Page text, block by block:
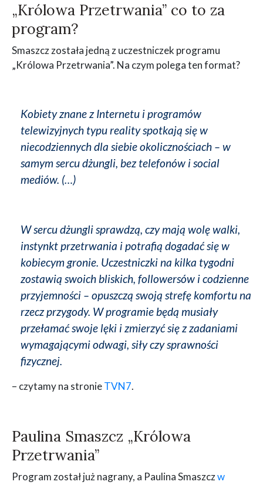
„Królowa Przetrwania” co to za
program?
Smaszcz została jedną z uczestniczek programu
„Królowa Przetrwania”. Na czym polega ten format?
Kobiety znane z Internetu i programów
telewizyjnych typu reality spotkają się w
niecodziennych dla siebie okolicznościach – w
samym sercu dżungli, bez telefonów i social
mediów. (…)
W sercu dżungli sprawdzą, czy mają wolę walki,
instynkt przetrwania i potrafią dogadać się w
kobiecym gronie. Uczestniczki na kilka tygodni
zostawią swoich bliskich, followersów i codzienne
przyjemności – opuszczą swoją strefę komfortu na
rzecz przygody. W programie będą musiały
przełamać swoje lęki i zmierzyć się z zadaniami
wymagającymi odwagi, siły czy sprawności
fizycznej.
– czytamy na stronieTVN7.
Paulina Smaszcz „Królowa
Przetrwania”
Program został już nagrany, a Paulina Smaszczw